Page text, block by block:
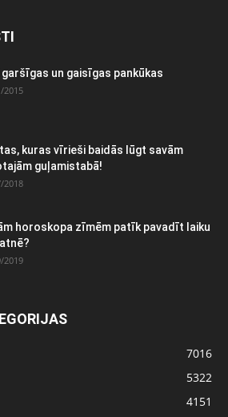
un gaisīgas pankūkas
2015
kuras vīrieši baidās lūgt savām
guļamistabā!
2018
horoskopa zīmēm patīk pavadīt laiku
2019
7016
5322
4151